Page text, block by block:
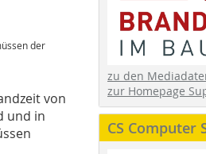
der
von
und in
zu den
zur Homepage
CS Computer